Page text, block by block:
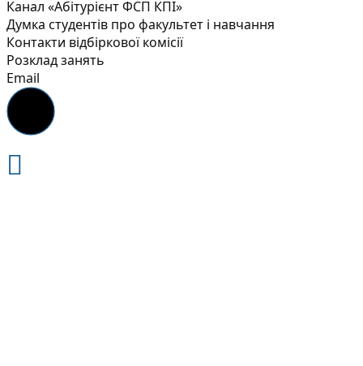
Канал «Абітурієнт ФСП КПІ»
Думка студентів про факультет і навчання
Контакти відбіркової комісії
Розклад занять
Email